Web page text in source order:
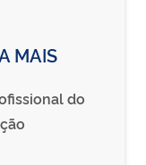
MAIS
do